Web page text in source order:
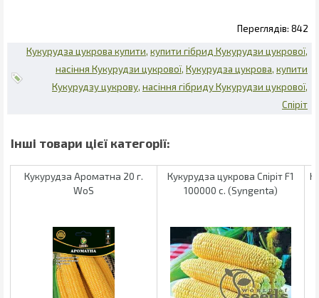
842
Кукурудза цукрова купити купити гібрид Кукурудзи цукрової
насіння Кукурудзи цукрової Кукурудза цукрова купити
Кукурудзу цукрову насіння гібриду Кукурудзи цукрової
Спіріт
Кукурудза Ароматна 20 г.
WoS
Кукурудза цукрова Спіріт F1
100000 с. (Syngenta)